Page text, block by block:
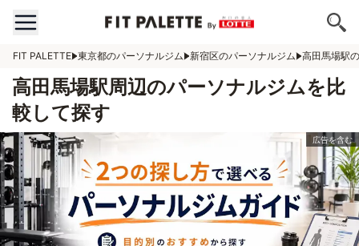
FIT PALETTE 東京都のパーソナルジム 新宿区のパーソナルジム 高田馬場駅
高田馬場駅周辺のパーソナルジムを比
較して探す